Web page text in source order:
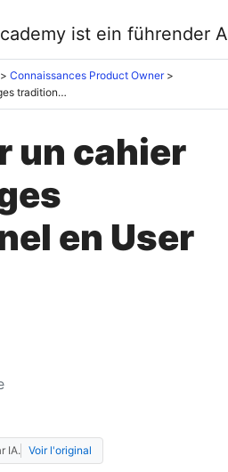
Connaissances Product Owner
Convertir un cahier des charges traditionnel en User Stories ?
un cahier
en User
IA. Voir l'original